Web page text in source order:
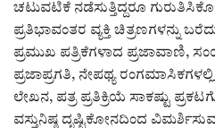
ಚಟುವಟಿಕೆ ನಡೆಸುತ್ತಿದ್ದರೂ
ಪ್ರತಿಭಾವಂತರ ವ್ಯಕ್ತಿ ಚಿತ್ರಣಗಳನ್ನು
ಪ್ರಮುಖ ಪತ್ರಿಕೆಗಳಾದ ಪ್ರಜಾವಾಣಿ,
ಪ್ರಜಾಪ್ರಗತಿ, ನೇಪಥ್ಯ
ಲೇಖನ, ಪತ್ರ ಪ್ರತಿಕ್ರಿಯೆ ಸಾಕಷ್ಟು
ವಸ್ತುನಿಷ್ಠ ದೃಷ್ಟಿಕೋನದಿಂದ